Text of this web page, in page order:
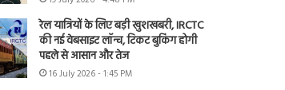
रेल यात्रियों के लिए बड़ी खुशखबरी, IRCTC
की नई वेबसाइट लॉन्च, टिकट बुकिंग होगी
पहले से आसान और तेज
16 July 2026 - 1:45 PM